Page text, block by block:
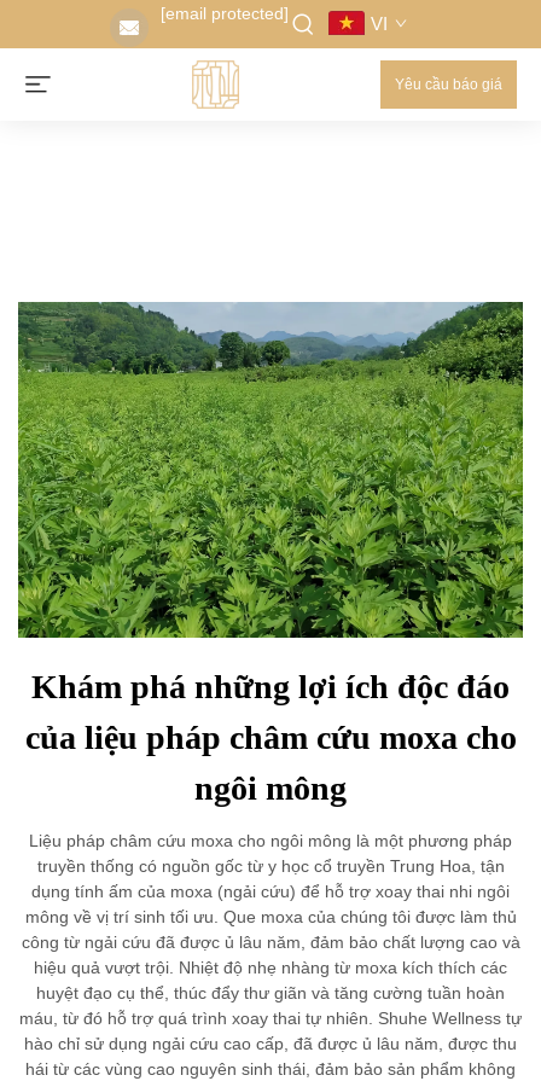
[email protected] VI
Yêu cầu báo giá
Khám phá những lợi ích độc đáo
của liệu pháp châm cứu moxa cho
ngôi mông
Liệu pháp châm cứu moxa cho ngôi mông là một phương pháp
truyền thống có nguồn gốc từ y học cổ truyền Trung Hoa, tận
dụng tính ấm của moxa (ngải cứu) để hỗ trợ xoay thai nhi ngôi
mông về vị trí sinh tối ưu. Que moxa của chúng tôi được làm thủ
công từ ngải cứu đã được ủ lâu năm, đảm bảo chất lượng cao và
hiệu quả vượt trội. Nhiệt độ nhẹ nhàng từ moxa kích thích các
huyệt đạo cụ thể, thúc đẩy thư giãn và tăng cường tuần hoàn
máu, từ đó hỗ trợ quá trình xoay thai tự nhiên. Shuhe Wellness tự
hào chỉ sử dụng ngải cứu cao cấp, đã được ủ lâu năm, được thu
hái từ các vùng cao nguyên sinh thái, đảm bảo sản phẩm không